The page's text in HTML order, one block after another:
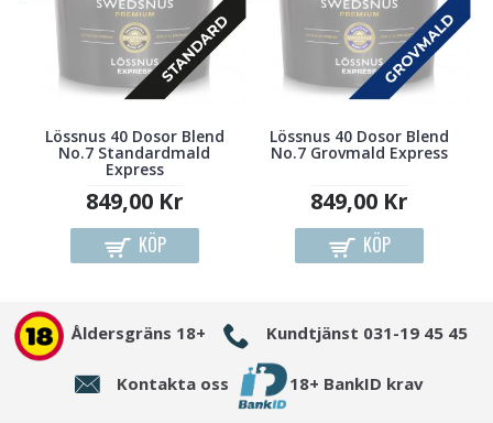
Lössnus 40 Dosor Blend
No.7 Standardmald
Express
849,00 Kr
KÖP
Lössnus 40 Dosor Blend
No.7 Grovmald Express
849,00 Kr
KÖP
Åldersgräns 18+ Kundtjänst 031-19 45 45
Kontakta oss 18+ BankID krav